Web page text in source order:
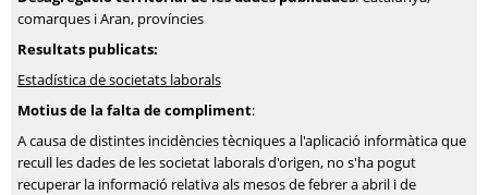
comarques i Aran, províncies
Resultats publicats:
Estadística de societats laborals
Motius de la falta de compliment:
A causa de distintes incidències tècniques a l'aplicació informàtica que
recull les dades de les societat laborals d'origen, no s'ha pogut
recuperar la informació relativa als mesos de febrer a abril i de